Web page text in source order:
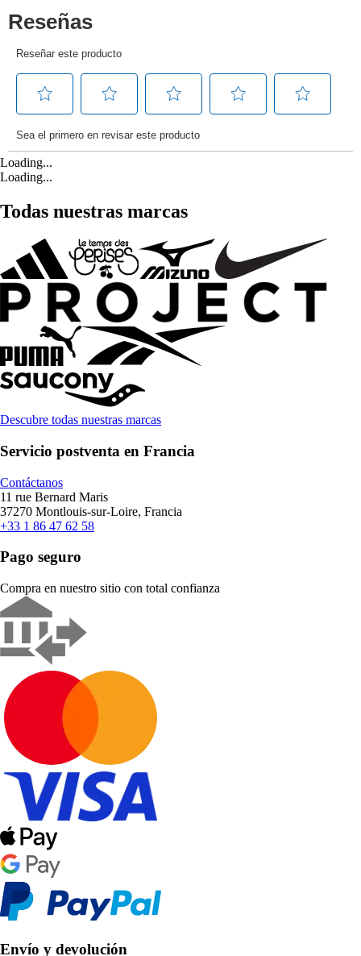
Loading...
Loading...
Todas nuestras marcas
Descubre todas nuestras marcas
Servicio postventa en Francia
Contáctanos
11 rue Bernard Maris
37270 Montlouis-sur-Loire, Francia
+33 1 86 47 62 58
Pago seguro
Compra en nuestro sitio con total confianza
Envío y devolución